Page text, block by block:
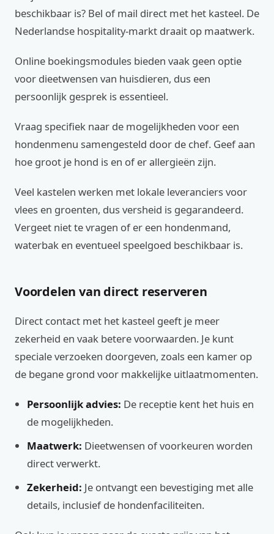
beschikbaar is? Bel of mail direct met het kasteel. De
Nederlandse hospitality-markt draait op maatwerk.
Online boekingsmodules bieden vaak geen optie
voor dieetwensen van huisdieren, dus een
persoonlijk gesprek is essentieel.
Vraag specifiek naar de mogelijkheden voor een
hondenmenu samengesteld door de chef. Geef aan
hoe groot je hond is en of er allergieën zijn.
Veel kastelen werken met lokale leveranciers voor
vlees en groenten, dus versheid is gegarandeerd.
Vergeet niet te vragen of er een hondenmand,
waterbak en eventueel speelgoed beschikbaar is.
Voordelen van direct reserveren
Direct contact met het kasteel geeft je meer
zekerheid en vaak betere voorwaarden. Je kunt
speciale verzoeken doorgeven, zoals een kamer op
de begane grond voor makkelijke uitlaatmomenten.
Persoonlijk advies: De receptie kent het huis en
de mogelijkheden.
Maatwerk: Dieetwensen of voorkeuren worden
direct verwerkt.
Zekerheid: Je ontvangt een bevestiging met alle
details, inclusief de hondenfaciliteiten.